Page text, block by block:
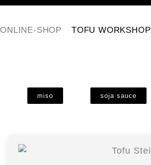
ONLINE-SHOP TOFU WORKSHOP
miso soja sauce